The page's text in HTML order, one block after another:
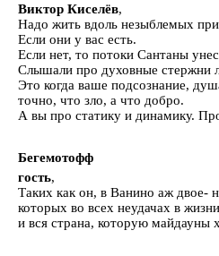
Виктор Киселёв,
Надо жить вдоль незыблемых
Если они у вас есть.
Если нет, то потоки Сантаны
Слышали про духовные стержни
Это когда ваше подсознание,
точно, что зло, а что добро.
А вы про статику и динамику.
Бегемотофф
гость,
Таких как он, в Ванино аж двое-
которых во всех неудачах в
и вся страна, которую майдауны